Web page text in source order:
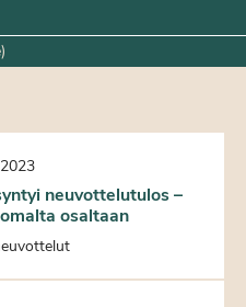
neuvottelutulos –
osaltaan